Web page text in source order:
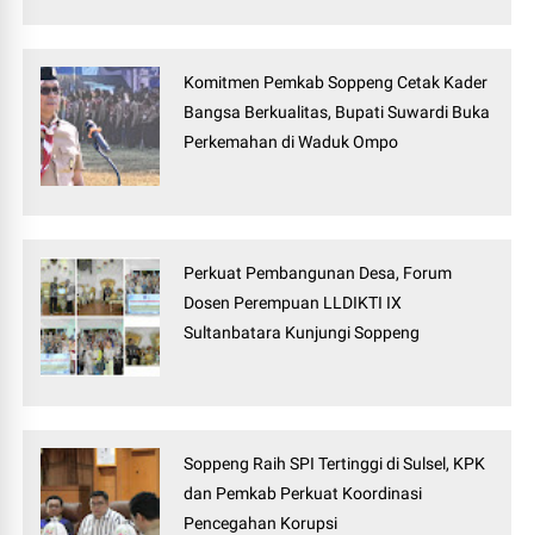
Komitmen Pemkab Soppeng Cetak Kader
Bangsa Berkualitas, Bupati Suwardi Buka
Perkemahan di Waduk Ompo
Perkuat Pembangunan Desa, Forum
Dosen Perempuan LLDIKTI IX
Sultanbatara Kunjungi Soppeng
Soppeng Raih SPI Tertinggi di Sulsel, KPK
dan Pemkab Perkuat Koordinasi
Pencegahan Korupsi